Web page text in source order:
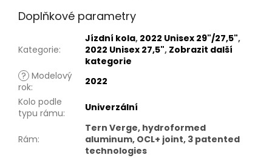
Doplňkové parametry
Kategorie:
Jízdní kola, 2022 Unisex 29"/27,5",
2022 Unisex 27,5", Zobrazit další
kategorie
? Modelový
rok:
2022
Kolo podle
typu rámu: Univerzální
Rám:
Tern Verge, hydroformed
aluminum, OCL+ joint, 3 patented
technologies